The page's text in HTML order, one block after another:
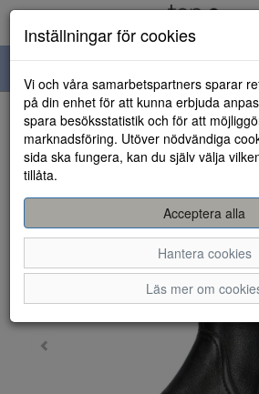
navigation
HEM
Inställningar för cookies
Vi och våra samarbetspartners sparar
på din enhet för att kunna erbjuda
spara besöksstatistik och för att
marknadsföring. Utöver nödvändiga
sida ska fungera, kan du själv välja
tillåta.
Acceptera alla
Hantera cookies
Läs mer om